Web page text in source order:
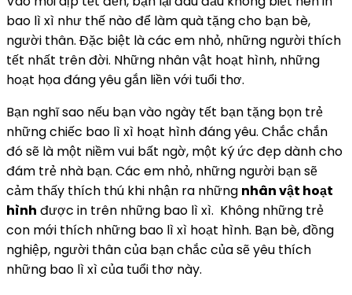
bao lì xì như thế nào để làm quà tặng cho bạn bè,
người thân. Đặc biệt là các em nhỏ, những người thích
tết nhất trên đời. Những nhân vật hoạt hình, những
hoạt họa đáng yêu gắn liền với tuổi thơ.
Bạn nghĩ sao nếu bạn vào ngày tết bạn tặng bọn trẻ
những chiếc bao lì xì hoạt hình đáng yêu. Chắc chắn
đó sẽ là một niềm vui bất ngờ, một ký ức đẹp dành cho
đám trẻ nhà bạn. Các em nhỏ, những người bạn sẽ
cảm thấy thích thú khi nhận ra những nhân vật hoạt
hình được in trên những bao lì xì. Không những trẻ
con mới thích những bao lì xì hoạt hình. Bạn bè, đồng
nghiệp, người thân của bạn chắc của sẽ yêu thích
những bao lì xì của tuổi thơ này.